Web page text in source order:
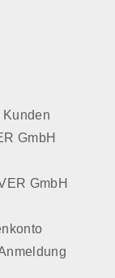
Kunden
GmbH
GmbH